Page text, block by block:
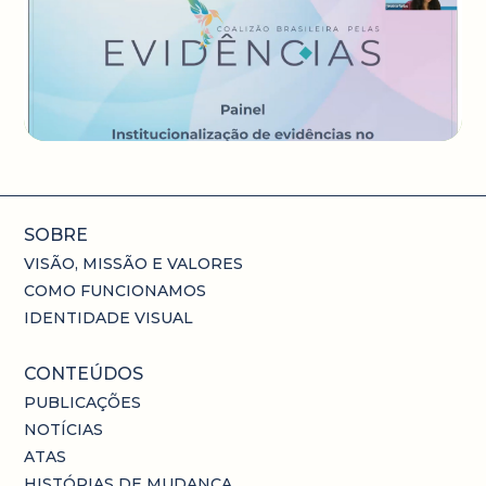
SOBRE
VISÃO, MISSÃO E VALORES
COMO FUNCIONAMOS
IDENTIDADE VISUAL
CONTEÚDOS
PUBLICAÇÕES
NOTÍCIAS
ATAS